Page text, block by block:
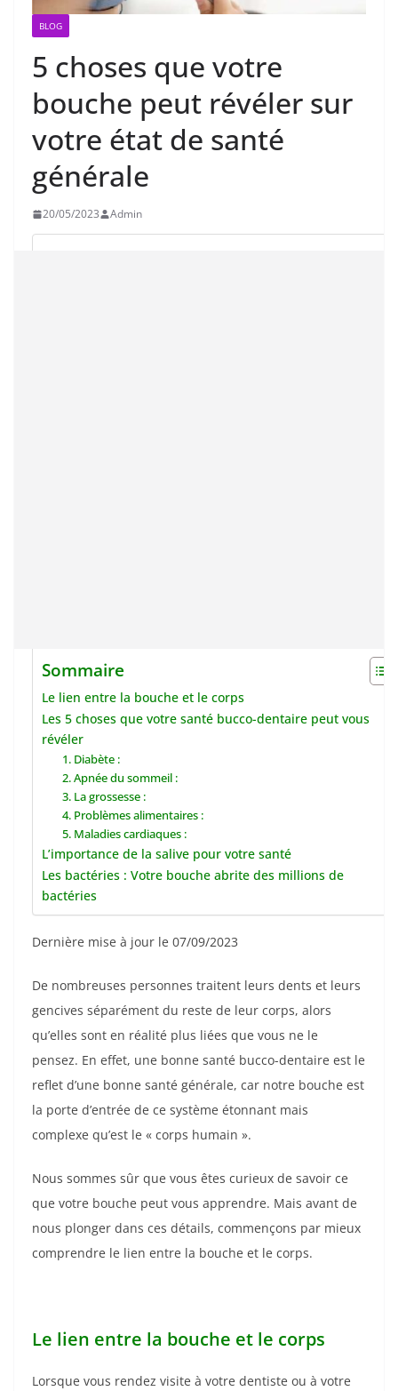
BLOG
5 choses que votre
bouche peut révéler sur
votre état de santé
générale
20/05/2023 Admin
Sommaire
Le lien entre la bouche et le corps
Les 5 choses que votre santé bucco-dentaire peut vous
révéler
1. Diabète :
2. Apnée du sommeil :
3. La grossesse :
4. Problèmes alimentaires :
5. Maladies cardiaques :
L’importance de la salive pour votre santé
Les bactéries : Votre bouche abrite des millions de
bactéries
Dernière mise à jour le 07/09/2023
De nombreuses personnes traitent leurs dents et leurs
gencives séparément du reste de leur corps, alors
qu’elles sont en réalité plus liées que vous ne le
pensez. En effet, une bonne santé bucco-dentaire est le
reflet d’une bonne santé générale, car notre bouche est
la porte d’entrée de ce système étonnant mais
complexe qu’est le « corps humain ».
Nous sommes sûr que vous êtes curieux de savoir ce
que votre bouche peut vous apprendre. Mais avant de
nous plonger dans ces détails, commençons par mieux
comprendre le lien entre la bouche et le corps.
Le lien entre la bouche et le corps
Lorsque vous rendez visite à votre dentiste ou à votre